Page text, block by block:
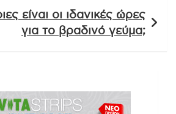
είναι οι ιδανικές ώρες
για το βραδινό γεύμα;